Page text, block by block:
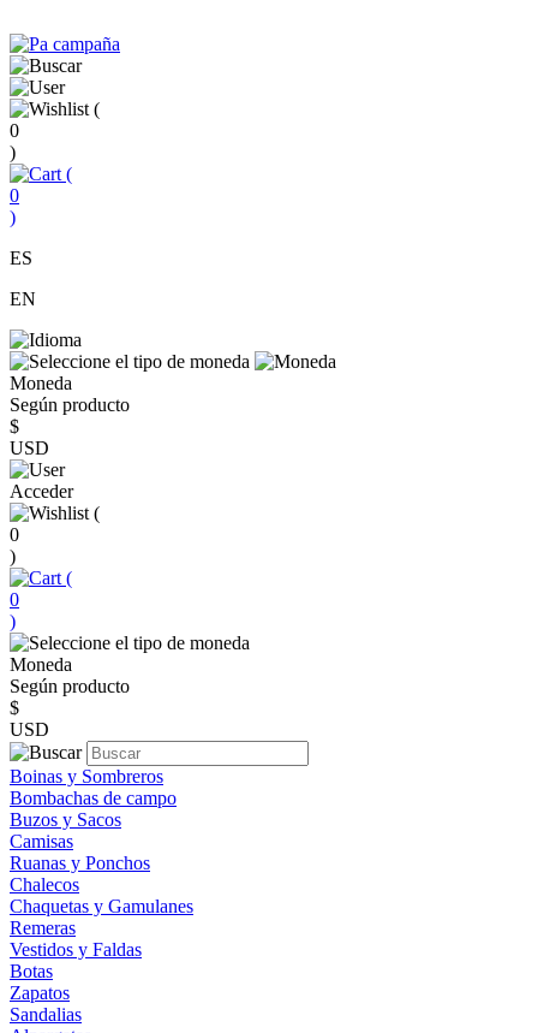
(
0
)
(
0
)
ES
EN
Moneda
Según producto
$
USD
Acceder
(
0
)
(
0
)
Moneda
Según producto
$
USD
Boinas y Sombreros
Bombachas de campo
Buzos y Sacos
Camisas
Ruanas y Ponchos
Chalecos
Chaquetas y Gamulanes
Remeras
Vestidos y Faldas
Botas
Zapatos
Sandalias